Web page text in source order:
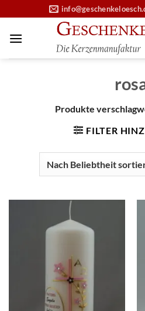
Inhalt
springen
Produkte
FILTER